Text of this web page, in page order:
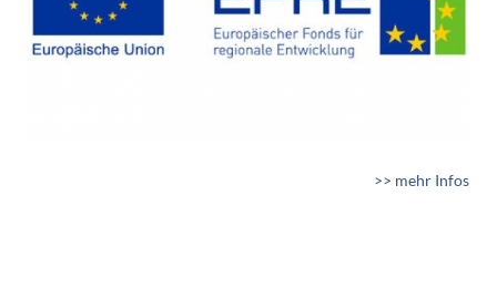
>> mehr Infos